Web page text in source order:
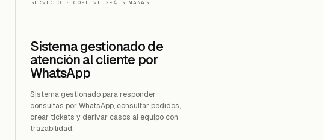
SERVICIO ·GO-LIVE 2-4 SEMANAS
Sistema gestionado de
atención al cliente por
WhatsApp
Sistema gestionado para responder
consultas por WhatsApp, consultar pedidos,
crear tickets y derivar casos al equipo con
trazabilidad.